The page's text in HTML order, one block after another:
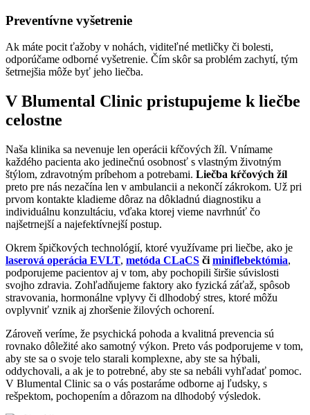
Preventívne vyšetrenie
Ak máte pocit ťažoby v nohách, viditeľné metličky či bolesti,
odporúčame odborné vyšetrenie. Čím skôr sa problém zachytí, tým
šetrnejšia môže byť jeho liečba.
V Blumental Clinic pristupujeme k liečbe
celostne
Naša klinika sa nevenuje len operácii kŕčových žíl. Vnímame
každého pacienta ako jedinečnú osobnosť s vlastným životným
štýlom, zdravotným príbehom a potrebami. Liečba kŕčových žíl
preto pre nás nezačína len v ambulancii a nekončí zákrokom. Už pri
prvom kontakte kladieme dôraz na dôkladnú diagnostiku a
individuálnu konzultáciu, vďaka ktorej vieme navrhnúť čo
najšetrnejší a najefektívnejší postup.
Okrem špičkových technológií, ktoré využívame pri liečbe, ako je
laserová operácia EVLT, metóda CLaCS či miniflebektómia,
podporujeme pacientov aj v tom, aby pochopili širšie súvislosti
svojho zdravia. Zohľadňujeme faktory ako fyzická záťaž, spôsob
stravovania, hormonálne vplyvy či dlhodobý stres, ktoré môžu
ovplyvniť vznik aj zhoršenie žilových ochorení.
Zároveň veríme, že psychická pohoda a kvalitná prevencia sú
rovnako dôležité ako samotný výkon. Preto vás podporujeme v tom,
aby ste sa o svoje telo starali komplexne, aby ste sa hýbali,
oddychovali, a ak je to potrebné, aby ste sa nebáli vyhľadať pomoc.
V Blumental Clinic sa o vás postaráme odborne aj ľudsky, s
rešpektom, pochopením a dôrazom na dlhodobý výsledok.